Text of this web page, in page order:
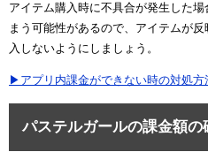
アイテム購入時に不具合が発生した
まう可能性があるので、アイテムが
入しないようにしましょう。
▶アプリ内課金ができない時の対処方
パステルガールの課金額の